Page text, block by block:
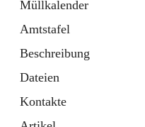
Müllkalender
Amtstafel
Beschreibung
Dateien
Kontakte